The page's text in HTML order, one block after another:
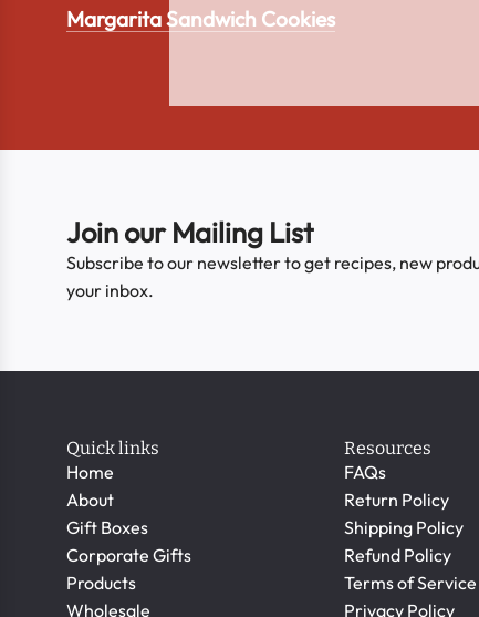
Margarita Sandwich Cookies
Join our Mailing List
Subscribe to our newsletter to get recipes, new
your inbox.
Quick links
Home
About
Gift Boxes
Corporate Gifts
Products
Wholesale
Resources
FAQs
Return Policy
Shipping Policy
Refund Policy
Terms of Service
Privacy Policy